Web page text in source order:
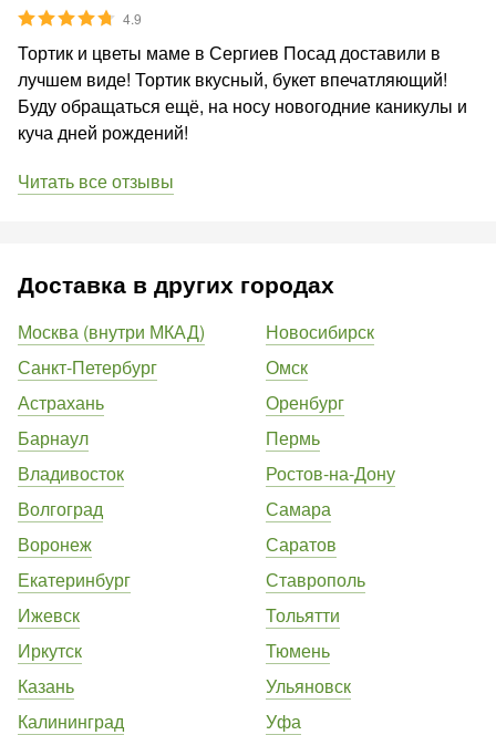
4.9
Тортик и цветы маме в Сергиев Посад доставили в
лучшем виде! Тортик вкусный, букет впечатляющий!
Буду обращаться ещё, на носу новогодние каникулы и
куча дней рождений!
Читать все отзывы
Доставка в других городах
Москва (внутри МКАД)
Санкт-Петербург
Астрахань
Барнаул
Владивосток
Волгоград
Воронеж
Екатеринбург
Ижевск
Иркутск
Казань
Калининград
Новосибирск
Омск
Оренбург
Пермь
Ростов-на-Дону
Самара
Саратов
Ставрополь
Тольятти
Тюмень
Ульяновск
Уфа